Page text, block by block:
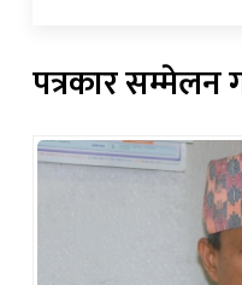
पत्रकार सम्मेलन